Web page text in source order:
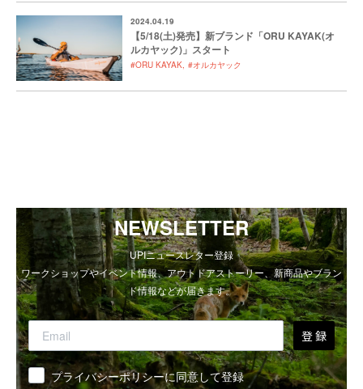
2024.04.19
【5/18(土)発売】新ブランド「ORU KAYAK(オ
ルカヤック)」スタート
#ORU KAYAK #オルカヤック
NEWSLETTER
UPIニュースレター登録
ワークショップやイベント情報、アウトドアストーリー、新商品やブラン
ド情報などが届きます。
登 録
同意 プライバシーポリシーに同意して登録